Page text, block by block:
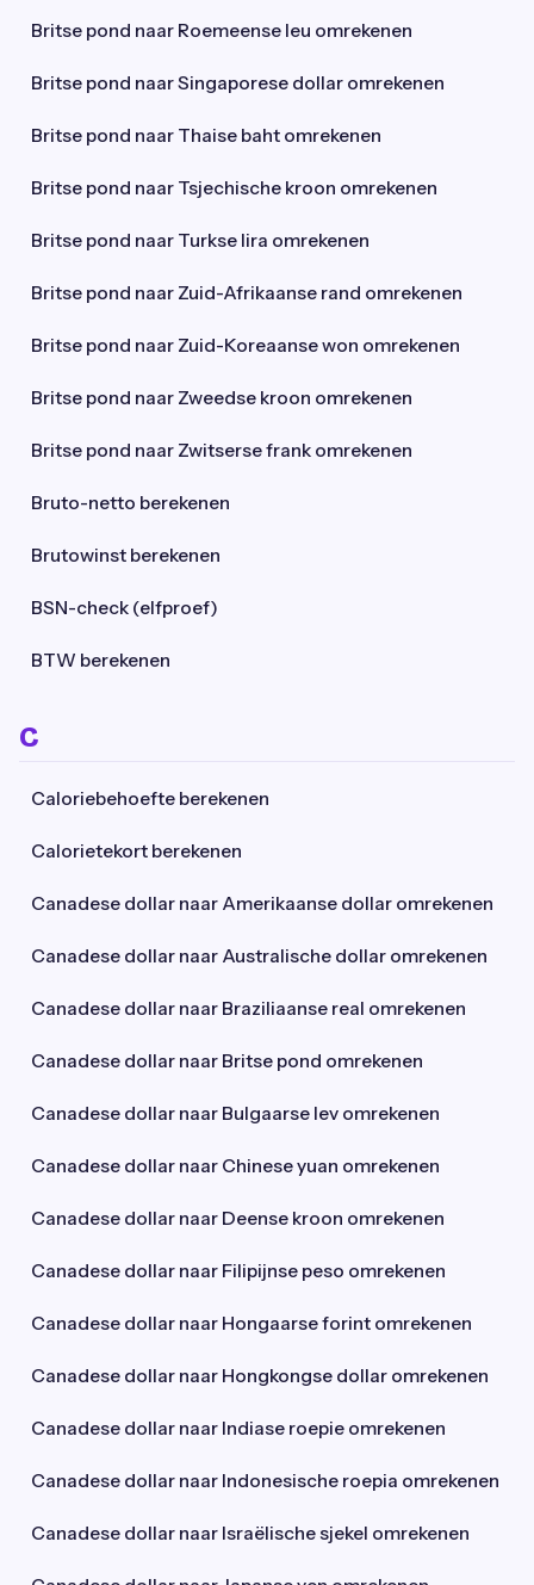
Britse pond naar Roemeense leu omrekenen
Britse pond naar Singaporese dollar omrekenen
Britse pond naar Thaise baht omrekenen
Britse pond naar Tsjechische kroon omrekenen
Britse pond naar Turkse lira omrekenen
Britse pond naar Zuid-Afrikaanse rand omrekenen
Britse pond naar Zuid-Koreaanse won omrekenen
Britse pond naar Zweedse kroon omrekenen
Britse pond naar Zwitserse frank omrekenen
Bruto-netto berekenen
Brutowinst berekenen
BSN-check (elfproef)
BTW berekenen
C
Caloriebehoefte berekenen
Calorietekort berekenen
Canadese dollar naar Amerikaanse dollar omrekenen
Canadese dollar naar Australische dollar omrekenen
Canadese dollar naar Braziliaanse real omrekenen
Canadese dollar naar Britse pond omrekenen
Canadese dollar naar Bulgaarse lev omrekenen
Canadese dollar naar Chinese yuan omrekenen
Canadese dollar naar Deense kroon omrekenen
Canadese dollar naar Filipijnse peso omrekenen
Canadese dollar naar Hongaarse forint omrekenen
Canadese dollar naar Hongkongse dollar omrekenen
Canadese dollar naar Indiase roepie omrekenen
Canadese dollar naar Indonesische roepia omrekenen
Canadese dollar naar Israëlische sjekel omrekenen